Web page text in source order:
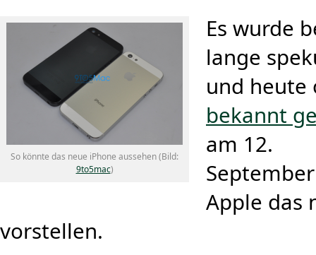
So könnte das neue iPhone aussehen (Bild:
9to5mac)
Es wurde
lange
und heute
bekannt
am 12.
Apple das
vorstellen.